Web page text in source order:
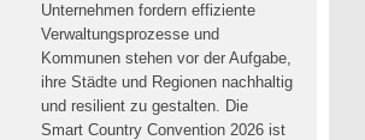
Unternehmen fordern effiziente
Verwaltungsprozesse und
Kommunen stehen vor der Aufgabe,
ihre Städte und Regionen nachhaltig
und resilient zu gestalten. Die
Smart Country Convention 2026 ist